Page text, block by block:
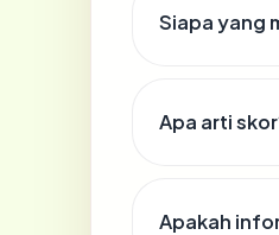
Siapa yang
Apa arti
Apakah